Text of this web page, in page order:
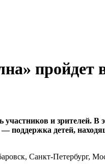
пройдет
и зрителей. В
поддержка детей,
Санкт-Петербург,